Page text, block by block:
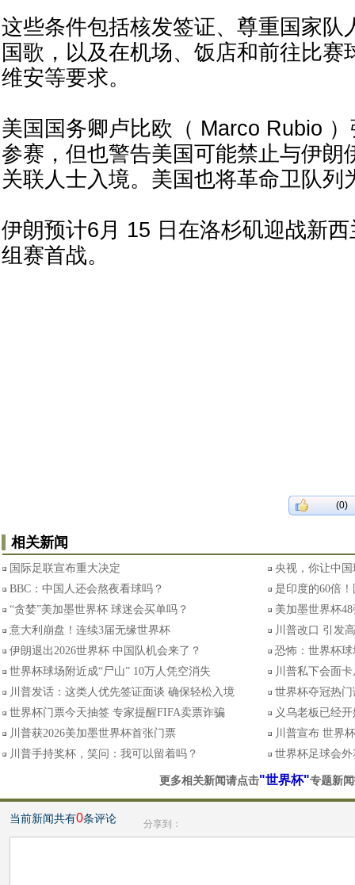
这些条件包括核发签证、尊重国家队
国歌，以及在机场、饭店和前往比赛
维安等要求。
美国国务卿卢比欧（ Marco Rubio
参赛，但也警告美国可能禁止与伊朗
关联人士入境。美国也将革命卫队列
伊朗预计6月 15 日在洛杉矶迎战新
组赛首战。
(0)
相关新闻
国际足联宣布重大决定
央视，你让中
BBC：中国人还会熬夜看球吗？
是印度的60倍
“贪婪”美加墨世界杯 球迷会买单吗？
美加墨世界杯
意大利崩盘！连续3届无缘世界杯
川普改口 引发
伊朗退出2026世界杯 中国队机会来了？
恐怖：世界杯
世界杯球场附近成“尸山” 10万人凭空消失
川普私下会面
川普发话：这类人优先签证面谈 确保轻松入境
世界杯夺冠热
世界杯门票今天抽签 专家提醒FIFA卖票诈骗
义乌老板已经开
川普获2026美加墨世界杯首张门票
川普宣布 世界
川普手持奖杯，笑问：我可以留着吗？
世界杯足球会
更多相关新闻请点击"世界杯"专题新
当前新闻共有0条评论 分享到：